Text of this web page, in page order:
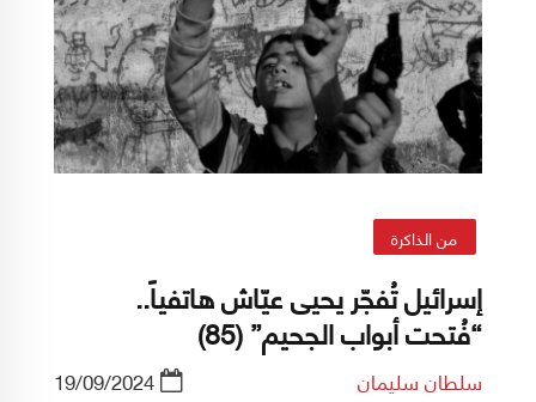
من الذاكرة
إسرائيل تُفجّر يحيى عيّاش هاتفياً..
“فُتحت أبواب الجحيم” (85)
سلطان سليمان 19/09/2024